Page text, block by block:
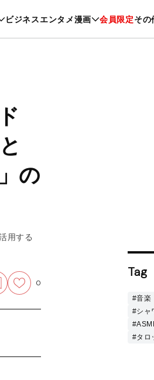
ビジネスエンタメ漫画 会員限定その
美容 グルメ ファッション
の
用する
0
Tag
#音楽
#シャ
#タロ